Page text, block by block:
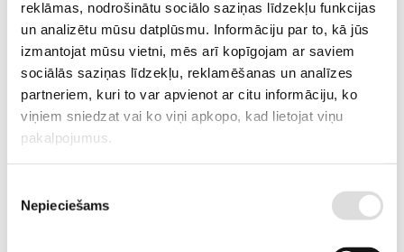
reklāmas, nodrošinātu sociālo saziņas līdzekļu funkcijas
un analizētu mūsu datplūsmu. Informāciju par to, kā jūs
izmantojat mūsu vietni, mēs arī kopīgojam ar saviem
sociālās saziņas līdzekļu, reklamēšanas un analīzes
partneriem, kuri to var apvienot ar citu informāciju, ko
viņiem sniedzat vai ko viņi apkopo, kad lietojat viņu
pakalpojumus.
izvēle
Nepieciešams
Starteris rokas DB35i
ARTIKULS 211500082